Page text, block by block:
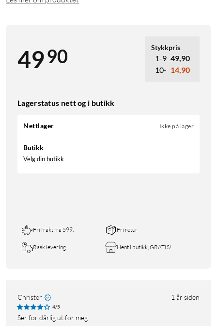
4990 Stykkpris
1-9 49,90
10- 14,90
Lagerstatus nett og i butikk
Nettlager Ikke på lager
Butikk
Velg din butikk
Fri frakt fra 599,- Fri retur
Rask levering Hent i butikk, GRATIS!
Christer 1 år siden
4/5
Ser for dårlig ut for meg